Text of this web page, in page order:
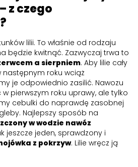
z czego
lilii. To właśnie od rodzaju
będzie kwitnąć. Zazwyczaj trwa to
a sierpniem. Aby lilie cały
następnym roku wciąż
je odpowiednio zasilić. Nawozu
pierwszym roku uprawy, ale tylko
cebulki do naprawdę zasobnej
Najlepszy sposób na
w wodzie nawóz
jeszcze jeden, sprawdzony i
z pokrzyw. Lilie wręcz ją